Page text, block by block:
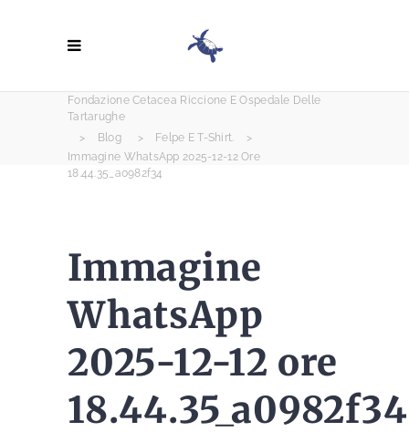
Fondazione Cetacea Riccione E Ospedale Delle
Tartarughe
>
Blog > Felpe E T-Shirt.
>
Immagine WhatsApp 2025-12-12 Ore
18.44.35_a0982f34
Immagine
WhatsApp
2025-12-12 ore
18.44.35_a0982f34